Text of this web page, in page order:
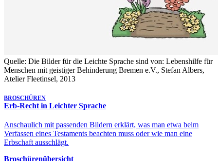
Quelle: Die Bilder für die Leichte Sprache sind von: Lebenshilfe für
Menschen mit geistiger Behinderung Bremen e.V., Stefan Albers,
Atelier Fleetinsel, 2013
BROSCHÜREN
Erb-Recht in Leichter Sprache
Anschaulich mit passenden Bildern erklärt, was man etwa beim
Verfassen eines Testaments beachten muss oder wie man eine
Erbschaft ausschlägt.
Broschürenübersicht